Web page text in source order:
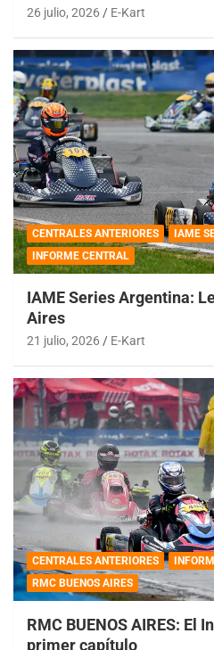
26 julio, 2026 E-Kart
CENTRALES ANTERIORES
IAME
INFORME CENTRAL
IAME Series Argentina:
Aires
21 julio, 2026 E-Kart
CENTRALES ANTERIORES
RMC BUENOS AIRES
RMC BUENOS AIRES: El
primer capítulo